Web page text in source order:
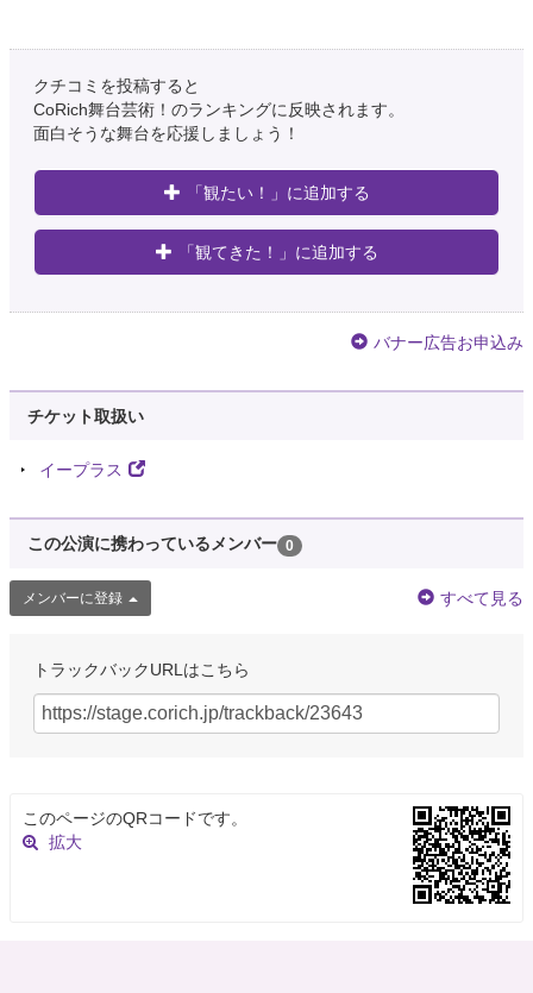
クチコミを投稿すると
CoRich舞台芸術！のランキングに反映されます。
面白そうな舞台を応援しましょう！
「観たい！」に追加する
「観てきた！」に追加する
バナー広告お申込み
チケット取扱い
イープラス
この公演に携わっているメンバー 0
メンバーに登録 すべて見る
トラックバックURLはこちら
このページのQRコードです。
拡大